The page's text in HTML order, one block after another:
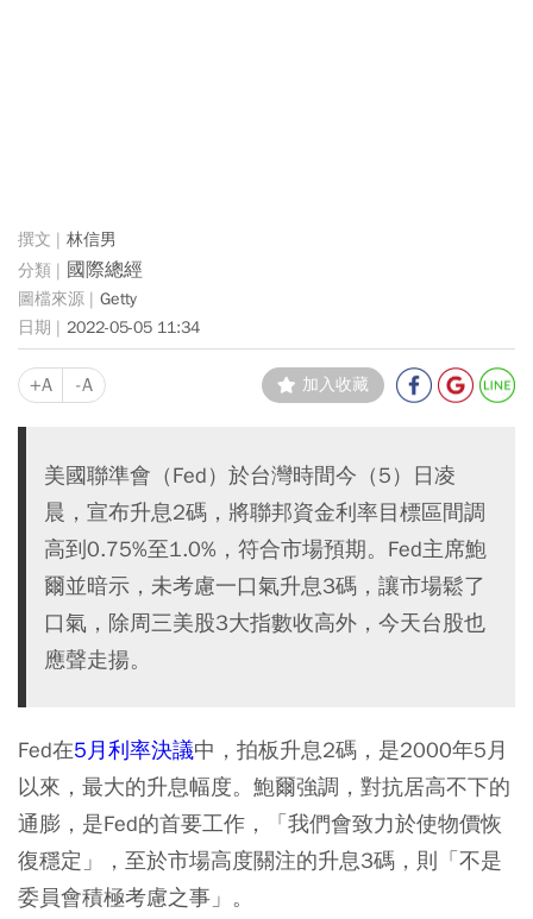
林信男
國際總經
Getty
2022-05-05 11:34
+A -A 加入收藏
美國聯準會（Fed）於台灣時間今（5）日凌
晨，宣布升息2碼，將聯邦資金利率目標區間調
高到0.75%至1.0%，符合市場預期。Fed主席鮑
爾並暗示，未考慮一口氣升息3碼，讓市場鬆了
口氣，除周三美股3大指數收高外，今天台股也
應聲走揚。
Fed在5月利率決議中，拍板升息2碼，是2000年5月
以來，最大的升息幅度。鮑爾強調，對抗居高不下的
通膨，是Fed的首要工作，「我們會致力於使物價恢
復穩定」，至於市場高度關注的升息3碼，則「不是
委員會積極考慮之事」。